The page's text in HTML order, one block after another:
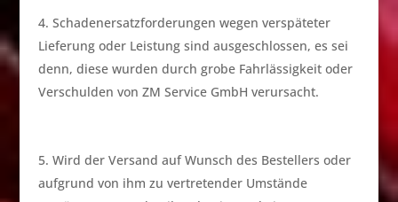
Schadenersatzforderungen wegen verspäteter
Lieferung oder Leistung sind ausgeschlossen, es sei
denn, diese wurden durch grobe Fahrlässigkeit oder
Verschulden von ZM Service GmbH verursacht.
Wird der Versand auf Wunsch des Bestellers oder
aufgrund von ihm zu vertretender Umstände